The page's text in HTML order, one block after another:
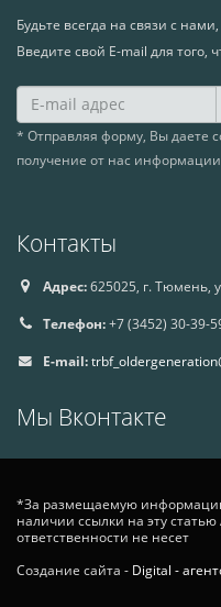
Будьте всегда на связи с
Введите свой E-mail для того,
* Отправляя форму, Вы даете
получение от нас
Контакты
Адрес:625025, г. Тюмень,
Телефон:+7 (3452) 30-39-
E-mail:
Мы Вконтакте
*За размещаемую
наличии ссылки на эту
ответственности не несет
Создание сайта - Digital -